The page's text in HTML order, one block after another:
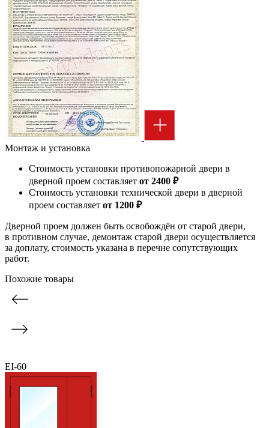
Монтаж и установка
Стоимость установки противопожарной двери в
дверной проем составляет от 2400 ₽
Стоимость установки технической двери в дверной
проем составляет от 1200 ₽
Дверной проем должен быть освобождён от старой двери,
в противном случае, демонтаж старой двери осуществляется
за доплату, стоимость указана в перечне сопутствующих
работ.
Похожие товары
EI-60